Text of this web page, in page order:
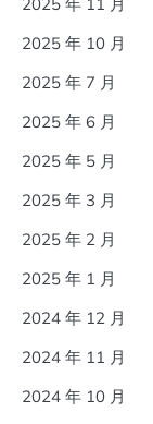
2025 年 11 月
2025 年 10 月
2025 年 7 月
2025 年 6 月
2025 年 5 月
2025 年 3 月
2025 年 2 月
2025 年 1 月
2024 年 12 月
2024 年 11 月
2024 年 10 月